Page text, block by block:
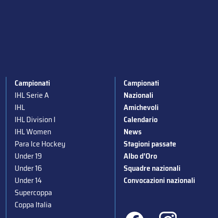
Campionati
IHL Serie A
IHL
IHL Division I
IHL Women
Para Ice Hockey
Under 19
Under 16
Under 14
Supercoppa
Coppa Italia
Campionati
Nazionali
Amichevoli
Calendario
News
Stagioni passate
Albo d’Oro
Squadre nazionali
Convocazioni nazionali